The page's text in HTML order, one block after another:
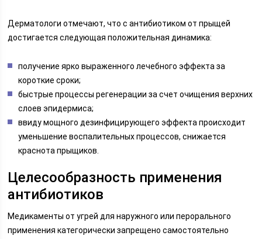
Дерматологи отмечают, что с антибиотиком от прыщей
достигается следующая положительная динамика:
получение ярко выраженного лечебного эффекта за
короткие сроки;
быстрые процессы регенерации за счет очищения верхних
слоев эпидермиса;
ввиду мощного дезинфицирующего эффекта происходит
уменьшение воспалительных процессов, снижается
краснота прыщиков.
Целесообразность применения
антибиотиков
Медикаменты от угрей для наружного или перорального
применения категорически запрещено самостоятельно